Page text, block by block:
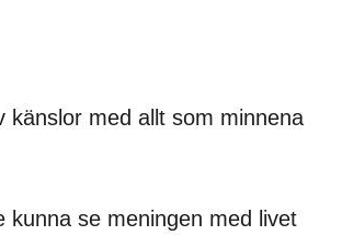
känslor med allt som minnena
kunna se meningen med livet